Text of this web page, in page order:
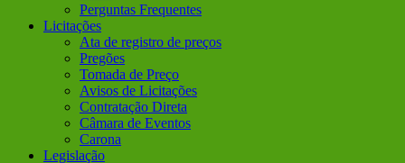
Perguntas Frequentes
Licitações
Ata de registro de preços
Pregões
Tomada de Preço
Avisos de Licitações
Contratação Direta
Câmara de Eventos
Carona
Legislação